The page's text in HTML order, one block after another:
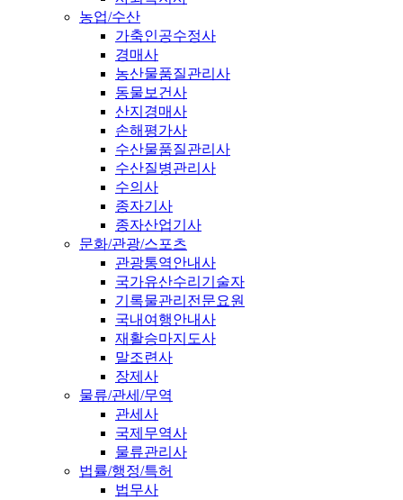
농업/수산
가축인공수정사
경매사
농산물품질관리사
동물보건사
산지경매사
손해평가사
수산물품질관리사
수산질병관리사
수의사
종자기사
종자산업기사
문화/관광/스포츠
관광통역안내사
국가유산수리기술자
기록물관리전문요원
국내여행안내사
재활승마지도사
말조련사
장제사
물류/관세/무역
관세사
국제무역사
물류관리사
법률/행정/특허
법무사